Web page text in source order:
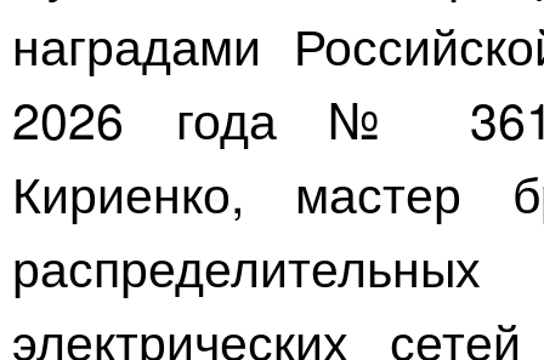
наградами
2026 года № 361
Кириенко, мастер
электрических